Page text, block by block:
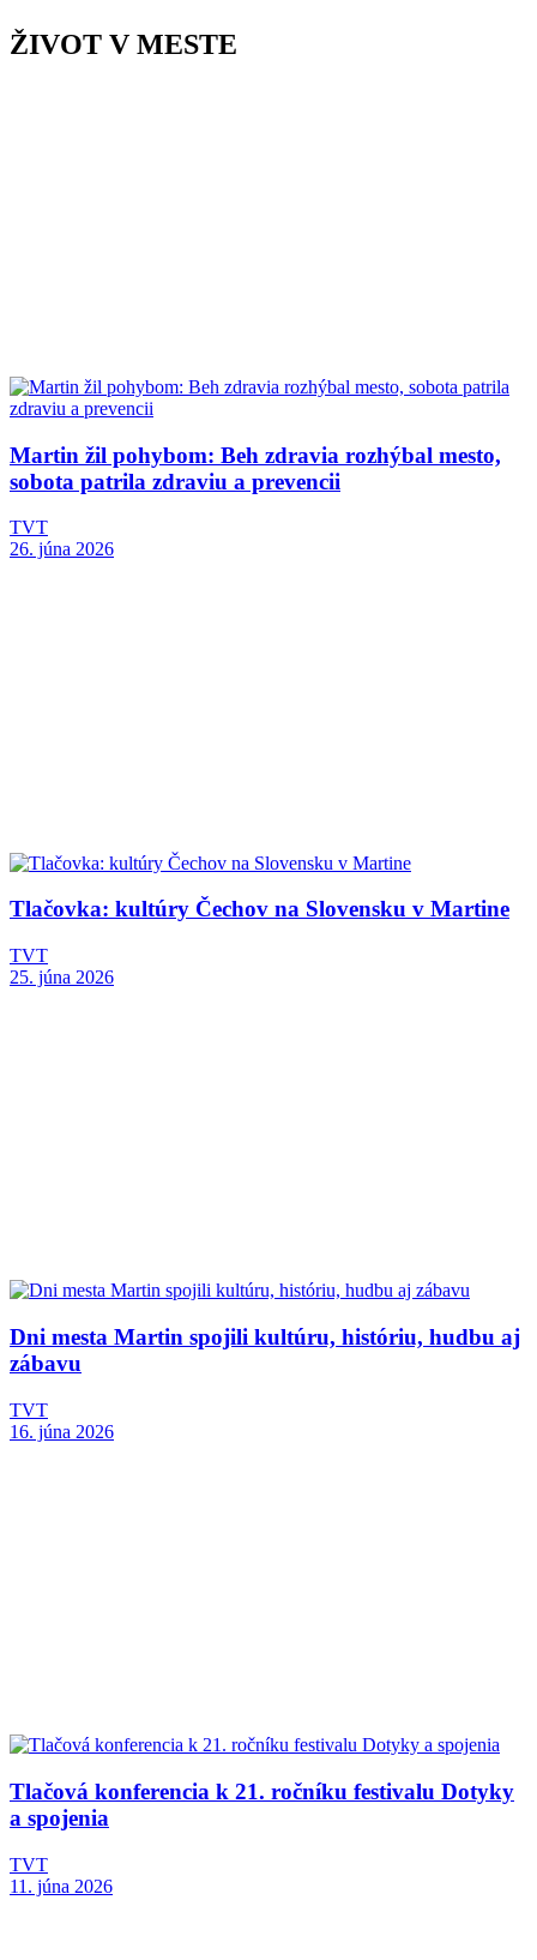
ŽIVOT V MESTE
Martin žil pohybom: Beh zdravia rozhýbal mesto,
sobota patrila zdraviu a prevencii
TVT
26. júna 2026
Tlačovka: kultúry Čechov na Slovensku v Martine
TVT
25. júna 2026
Dni mesta Martin spojili kultúru, históriu, hudbu aj
zábavu
TVT
16. júna 2026
Tlačová konferencia k 21. ročníku festivalu Dotyky
a spojenia
TVT
11. júna 2026